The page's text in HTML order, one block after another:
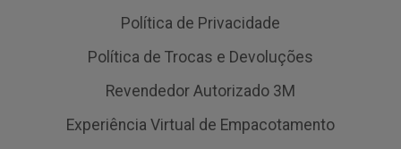
Política de Privacidade
Política de Trocas e Devoluções
Revendedor Autorizado 3M
Experiência Virtual de Empacotamento